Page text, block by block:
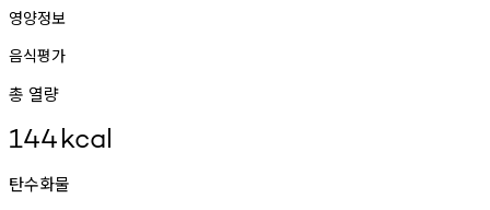
영양정보
음식평가
총 열량
144kcal
탄수화물